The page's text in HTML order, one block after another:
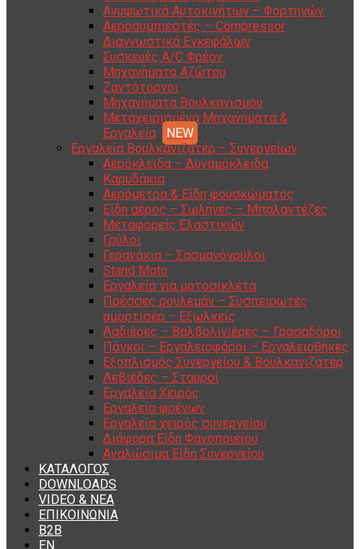
Ανυψωτικά Αυτοκινήτων – Φορτηγών
Αεροσυμπιεστές – Compressor
Διαγνωστικά Εγκεφάλων
Συσκευές A/C Φρέον
Μηχανήματα Αζώτου
Ζαντότορνοι
Μηχανήματα Βουλκανισμού
Μεταχειρισμένα Μηχανήματα &
Εργαλεία
Εργαλεία Βουλκανιζατέρ – Συνεργείων
Αερόκλειδα – Δυναμόκλειδα
Καρυδάκια
Αερόμετρα & Είδη φουσκώματος
Είδη αέρος – Σωλήνες – Μπαλαντέζες
Μεταφορείς Ελαστικών
Γρύλοι
Γερανάκια – Σασμανόγρυλοι
Stand Moto
Εργαλεία για μοτοσικλέτα
Πρέσσες ρουλεμάν – Συσπειρωτές
αμορτισέρ – Εξωλκείς
Λαδιέρες – Βαλβολινιέρες – Γρασαδόροι
Πάγκοι – Εργαλειοφόροι – Εργαλειοθήκες
Εξοπλισμός Συνεργείου & Βουλκανιζατερ
Λεβιέδες – Σταυροί
Εργαλεία Χειρός
Εργαλεία φρένων
Εργαλεία χειρός συνεργείου
Διάφορα Είδη Φανοποιείου
Αναλώσιμα Είδη Συνεργείου
ΚΑΤΑΛΟΓΟΣ
DOWNLOADS
VIDEO & ΝΕΑ
ΕΠΙΚΟΙΝΩΝΙΑ
B2B
ΕΝ